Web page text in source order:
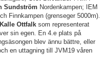
Sundström Nordenkampen; IEM
Finnkampen (grenseger 5000m).
Kalle Ottfalk som representerat
sin egen. En 4.e plats på
blev ännu bättre, eller
en uttagning till JVM19 våren